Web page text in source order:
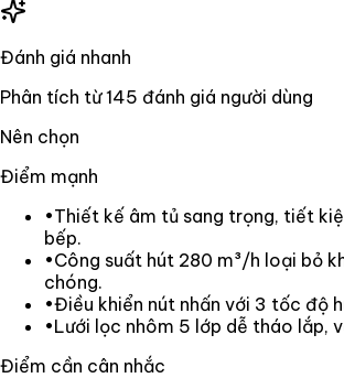
Đánh giá nhanh
Phân tích từ145 đánh giá người dùng
Nên chọn
Điểm mạnh
•Thiết kế âm tủ sang trọng, tiết
bếp.
•Công suất hút 280 m³/h loại bỏ
chóng.
•Điều khiển nút nhấn với 3 tốc độ
•Lưới lọc nhôm 5 lớp dễ tháo lắp,
Điểm cần cân nhắc